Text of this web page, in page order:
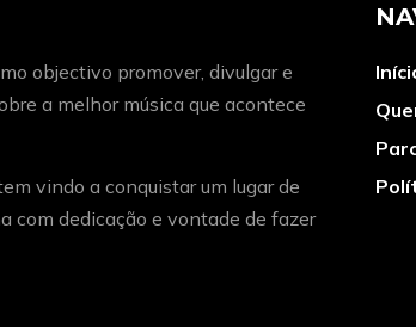
objectivo promover, divulgar e
a melhor música que acontece
vindo a conquistar um lugar de
com dedicação e vontade de fazer